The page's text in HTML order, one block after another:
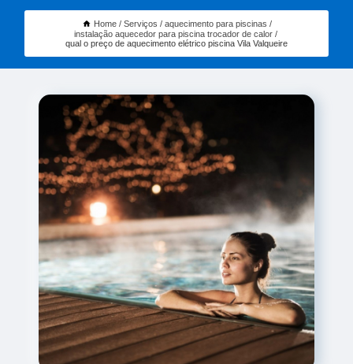
Home Serviços
aquecimento para piscinas
instalação aquecedor para piscina trocador de calor
qual o preço de aquecimento elétrico piscina Vila Valqueire